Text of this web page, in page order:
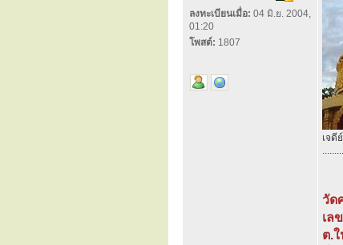
ลงทะเบียนเมื่อ: 04 มิ.ย. 2004,
01:20
โพสต์: 1807
เจดี
วัด
เล
ต.